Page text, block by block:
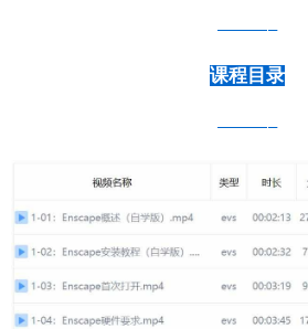
———–
课程目录
———–